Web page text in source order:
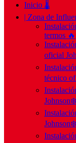
Inicio 🌡️
| Zona de
termos 🔥
oficial
técnico
Johnson❄️
Johnson❄️